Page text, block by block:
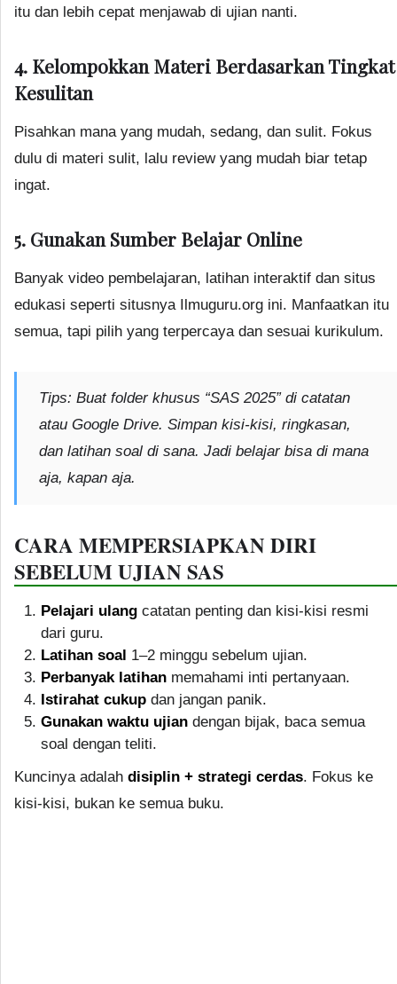
itu dan lebih cepat menjawab di ujian nanti.
4. Kelompokkan Materi Berdasarkan Tingkat
Kesulitan
Pisahkan mana yang mudah, sedang, dan sulit. Fokus
dulu di materi sulit, lalu review yang mudah biar tetap
ingat.
5. Gunakan Sumber Belajar Online
Banyak video pembelajaran, latihan interaktif dan situs
edukasi seperti situsnya Ilmuguru.org ini. Manfaatkan itu
semua, tapi pilih yang terpercaya dan sesuai kurikulum.
Tips: Buat folder khusus “SAS 2025” di catatan
atau Google Drive. Simpan kisi-kisi, ringkasan,
dan latihan soal di sana. Jadi belajar bisa di mana
aja, kapan aja.
CARA MEMPERSIAPKAN DIRI
SEBELUM UJIAN SAS
Pelajari ulang catatan penting dan kisi-kisi resmi
dari guru.
Latihan soal 1–2 minggu sebelum ujian.
Perbanyak latihan memahami inti pertanyaan.
Istirahat cukup dan jangan panik.
Gunakan waktu ujian dengan bijak, baca semua
soal dengan teliti.
Kuncinya adalah disiplin + strategi cerdas. Fokus ke
kisi-kisi, bukan ke semua buku.